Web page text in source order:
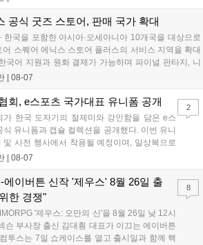
커뮤니티에서 확인 가능하다....
공식 굿즈 스토어, 판매 국가 확대
한국을 포함한 아시아·오세아니아 10개국을 대상으로
어 스퀘어 에닉스 스토어 플러스의 서비스 지역을 확대
국어 지원과 원화 결제가 가능하며 파이널 판타지, 니
피규어, 굿즈를 구매할 수 있습니다. 신상품이 순차적
08-07
회, e스포츠 국가대표 유니폼 공개
가 한국 도자기의 절제미와 강인함을 담은 e스
식 유니폼과 캡슐 컬렉션을 공개했다. 이번 유니
및 사전 행사에서 착용될 예정이며, 일상복으로
오는 8월 28일부터 골스튜디오 공식 홈페이지
따라 별도의 유니폼을 착용할 계획이다....
08-07
2
에이버튼 신작 '제우스' 8월 26일 출
한 경쟁"
'제우스: 오만의 신'을 8월 26일 낮 12시
슨 부사장 출신 김대훤 대표가 이끄는 에이버튼
투스는 7일 쇼케이스를 열고 출시일과 함께 핵
8